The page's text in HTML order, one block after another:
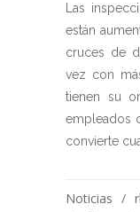
Las
están
cruces de
vez con
tienen su
empleados
convierte
Noticias